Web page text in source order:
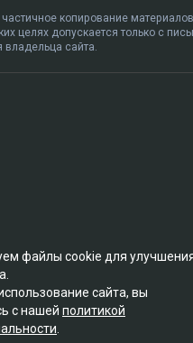
копирование
целях допускается только с
владельца сайта.
файлы cookie для
сайта, вы
с нашей политикой